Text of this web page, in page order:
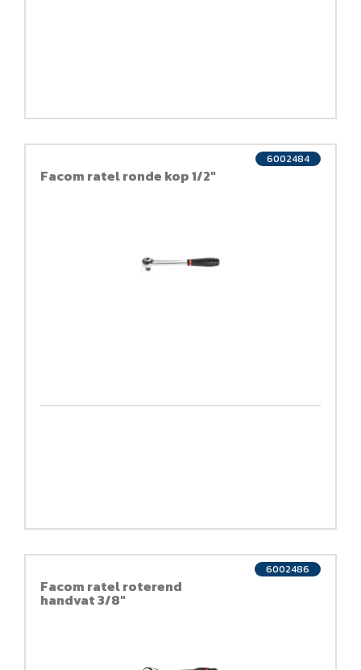
Facom ratel ronde kop 1/2"
6002484
Facom ratel roterend
handvat 3/8"
6002486